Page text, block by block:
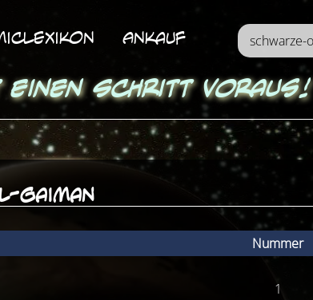
Ankauf
einen Schritt voraus!
gaiman
Nummer
1